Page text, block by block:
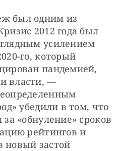
был одним из
2012 года был
усилением
го, который
пандемией,
власти, —
убедили в том, что
«обнуление» сроков
рейтингов и
новый застой